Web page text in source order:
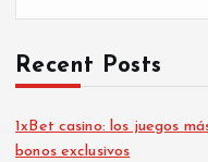
Recent Posts
1xBet casino: los juegos
bonos exclusivos